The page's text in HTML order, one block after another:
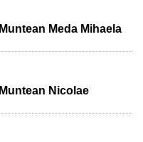
Muntean Meda Mihaela
Muntean Nicolae